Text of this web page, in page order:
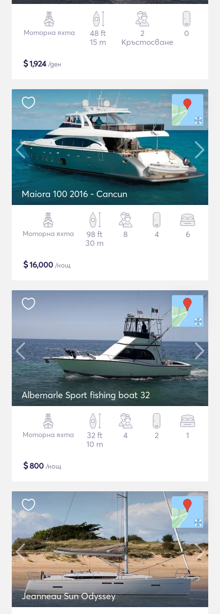
Моторна яхта
48 ft
15 m
2
Кръстосване
0
$1,924/ден
Maiora 100 2016 - Cancun
Моторна яхта
98 ft
30 m
8 4 6
$16,000 /нощ
Albemarle Sport fishing boat 32
Моторна яхта
32 ft
10 m
4 2 1
$800 /нощ
Jeanneau Sun Odyssey